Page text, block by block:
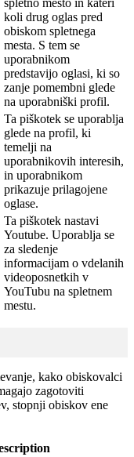
spletno mesto in kateri
koli drug oglas pred
obiskom spletnega
mesta. S tem se
uporabnikom
predstavijo oglasi, ki so
zanje pomembni glede
na uporabniški profil.
Ta piškotek se uporablja
glede na profil, ki
temelji na
uporabnikovih interesih,
in uporabnikom
prikazuje prilagojene
oglase.
Ta piškotek nastavi
Youtube. Uporablja se
za sledenje
informacijam o vdelanih
videoposnetkih v
YouTubu na spletnem
mestu.
kako obiskovalci
zagotoviti
stopnji obiskov ene